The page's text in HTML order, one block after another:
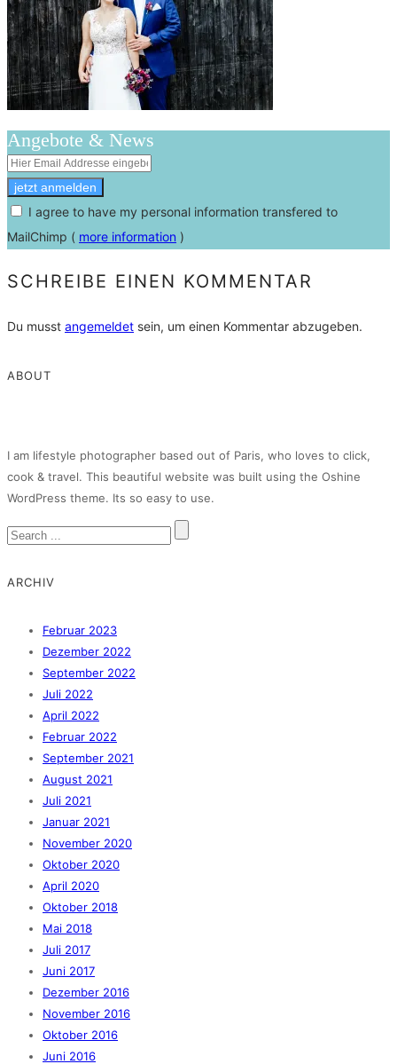
Angebote & News
I agree to have my personal information transfered to
MailChimp ( more information )
SCHREIBE EINEN KOMMENTAR
Du musst angemeldet sein, um einen Kommentar abzugeben.
ABOUT
I am lifestyle photographer based out of Paris, who loves to click,
cook & travel. This beautiful website was built using the Oshine
WordPress theme. Its so easy to use.
ARCHIV
Februar 2023
Dezember 2022
September 2022
Juli 2022
April 2022
Februar 2022
September 2021
August 2021
Juli 2021
Januar 2021
November 2020
Oktober 2020
April 2020
Oktober 2018
Mai 2018
Juli 2017
Juni 2017
Dezember 2016
November 2016
Oktober 2016
Juni 2016